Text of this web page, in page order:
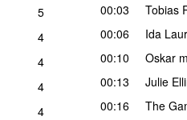
5
4
4
4
4
00:03
Tobias
00:06
Ida
00:10 Oskar
00:13
Julie
00:16 The